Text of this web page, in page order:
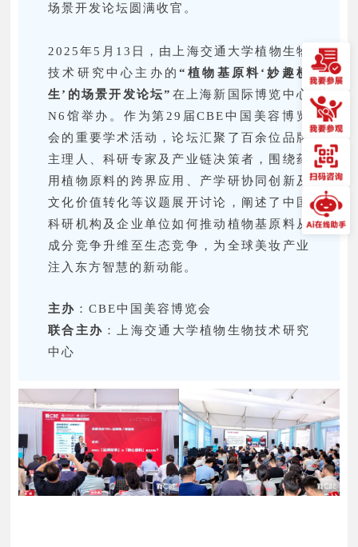
场景开发论坛圆满收官。
2025年5月13日，由上海交通大学植物生物
技术研究中心主办的 “植物基原料‘妙趣横
生’的场景开发论坛” 在上海新国际博览中心
N6馆举办。作为第29届CBE中国美容博览
会的重要学术活动，论坛汇聚了百余位品牌
主理人、科研专家及产业链决策者，围绕药
用植物原料的跨界应用、产学研协同创新及
文化价值转化等议题展开讨论，阐述了中国
科研机构及企业单位如何推动植物基原料从
成分竞争升维至生态竞争，为全球美妆产业
注入东方智慧的新动能。
主办 ：CBE中国美容博览会
联合主办 ：上海交通大学植物生物技术研究
中心